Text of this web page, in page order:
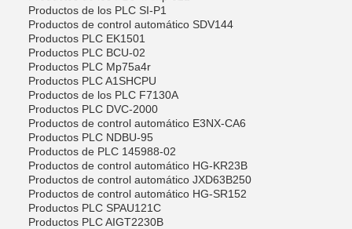
Productos de los PLC SI-P1
Productos de control automático SDV144
Productos PLC EK1501
Productos PLC BCU-02
Productos PLC Mp75a4r
Productos PLC A1SHCPU
Productos de los PLC F7130A
Productos PLC DVC-2000
Productos de control automático E3NX-CA6
Productos PLC NDBU-95
Productos de PLC 145988-02
Productos de control automático HG-KR23B
Productos de control automático JXD63B250
Productos de control automático HG-SR152
Productos PLC SPAU121C
Productos PLC AIGT2230B